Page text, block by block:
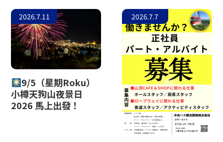
2026.7.11
9/5（星期Roku）
小樽天狗山夜景日
2026 馬上出發！
2026.7.7